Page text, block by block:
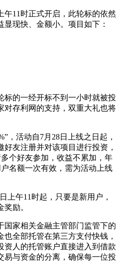
午11时正式开启，此轮标的依然
现快、金额小。项目如下：
标的一经开标不到一小时就被投
对存利网的支持，双重大礼也将
，活动自7月28日上线之日起，
友注册并对该项目进行投资，
个好友参加，收益不累加，年
名额一次有效，需为活动上线
上午11时起，只要是新用户，
励。
国家相关金融主管部门监管下的
全部托管在第三方支付快钱，
资人的托管账户直接进入到借款
易与资金的分离，确保每一位投